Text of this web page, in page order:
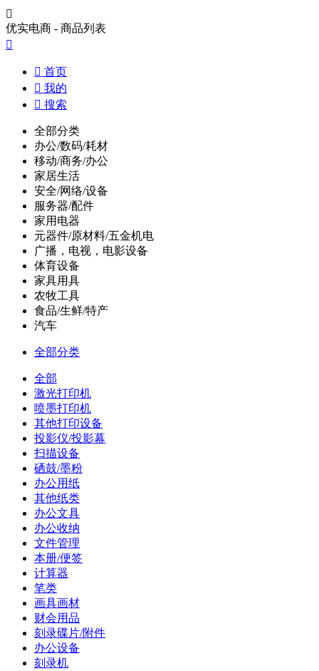

优实电商 - 商品列表

 首页
 我的
 搜索
全部分类
办公/数码/耗材
移动/商务/办公
家居生活
安全/网络/设备
服务器/配件
家用电器
元器件/原材料/五金机电
广播，电视，电影设备
体育设备
家具用具
农牧工具
食品/生鲜/特产
汽车
全部分类
全部
激光打印机
喷墨打印机
其他打印设备
投影仪/投影幕
扫描设备
硒鼓/墨粉
办公用纸
其他纸类
办公文具
办公收纳
文件管理
本册/便签
计算器
笔类
画具画材
财会用品
刻录碟片/附件
办公设备
刻录机